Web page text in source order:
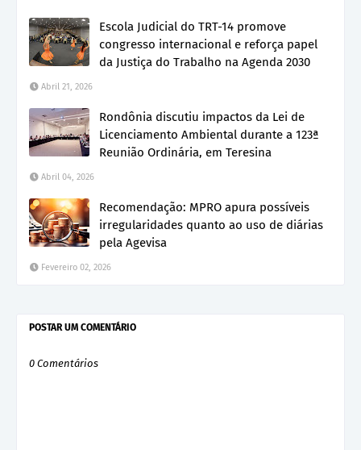
Escola Judicial do TRT-14 promove
congresso internacional e reforça papel
da Justiça do Trabalho na Agenda 2030
Abril 21, 2026
Rondônia discutiu impactos da Lei de
Licenciamento Ambiental durante a 123ª
Reunião Ordinária, em Teresina
Abril 04, 2026
Recomendação: MPRO apura possíveis
irregularidades quanto ao uso de diárias
pela Agevisa
Fevereiro 02, 2026
POSTAR UM COMENTÁRIO
0 Comentários